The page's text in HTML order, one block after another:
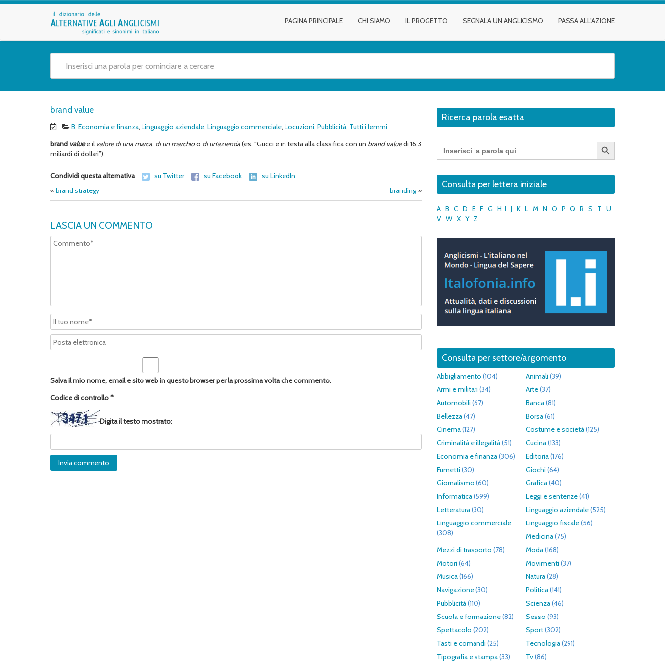
PAGINA PRINCIPALE CHI SIAMO IL PROGETTO SEGNALA UN ANGLICISMO PASSA ALL’AZIONE
brand value
B, Economia e finanza, Linguaggio aziendale, Linguaggio commerciale, Locuzioni, Pubblicità, Tutti i lemmi
brand valueè il valore di una marca, di un marchioo di un’azienda(es. “Gucci è in testa alla classifica con un brand valuedi 16,3
miliardi di dollari”).
Condividi questa alternativa su Twitter su Facebook
su LinkedIn
«brand strategy branding»
LASCIA UN COMMENTO
Salva il mio nome, email e sito web in questo browser per la prossima volta che commento.
Codice di controllo*
Digita il testo mostrato:
Ricerca parola esatta
Search
for:
Search Button
Consulta per lettera iniziale
A B C D E F G H I J K L M N O P Q R S T U
V W X Y Z
Consulta per settore/argomento
Abbigliamento (104) Animali (39)
Armi e militari (34) Arte(37)
Automobili (67) Banca(81)
Bellezza(47) Borsa(61)
Cinema(127) Costume e società(125)
Criminalità e illegalità(51) Cucina(133)
Economia e finanza(306) Editoria(176)
Fumetti (30) Giochi (64)
Giornalismo (60) Grafica(40)
Informatica(599) Leggi e sentenze(41)
Letteratura(30) Linguaggio aziendale(525)
Linguaggio commerciale
(308)
Linguaggio fiscale(56)
Medicina(75)
Mezzi di trasporto (78) Moda(168)
Motori (64) Movimenti (37)
Musica(166) Natura(28)
Navigazione(30) Politica(141)
Pubblicità(110) Scienza(46)
Scuola e formazione(82) Sesso (93)
Spettacolo (202) Sport(302)
Tasti e comandi (25) Tecnologia(291)
Tipografia e stampa(33) Tv(86)